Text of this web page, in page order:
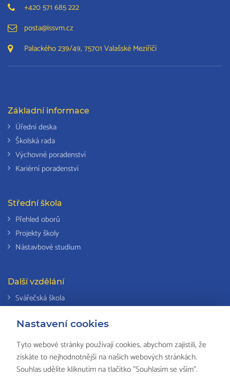
Nastavení cookies
Tyto webové stránky používají cookies, abychom zajistili, že
získáte to nejhodnotnější na našich webových stránkách.
Souhlas udělíte kliknutím na tlačítko "Souhlasím se vším".
+420 571 685 222
posta@issvm.cz
Palackého 239/49, 75701 Valašské Meziříčí
Základní informace
Úřední deska
Školská rada
Výchovné poradenství
Kariérní poradenství
Střední škola
Přehled oborů
Projekty školy
Nástavbové studium
Další vzdělání
Svářečská škola
Národní soustava kvalifikací